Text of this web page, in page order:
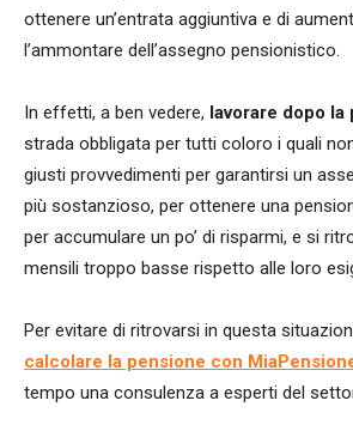
ottenere un’entrata aggiuntiva e di
l’ammontare dell’assegno pensionistico.
In effetti, a ben vedere, lavorare dopo la
strada obbligata per tutti coloro i quali
giusti provvedimenti per garantirsi un
più sostanzioso, per ottenere una
per accumulare un po’ di risparmi, e si
mensili troppo basse rispetto alle loro
Per evitare di ritrovarsi in questa
calcolare la pensione con
tempo una consulenza a esperti del